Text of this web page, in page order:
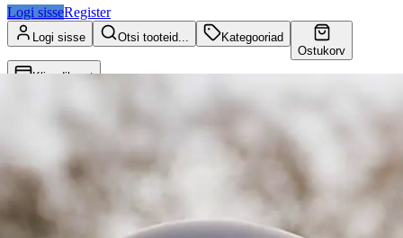
Logi sisseRegister
Logi sisse Otsi tooteid...
Kategooriad
Ostukorv
Kliendikaart